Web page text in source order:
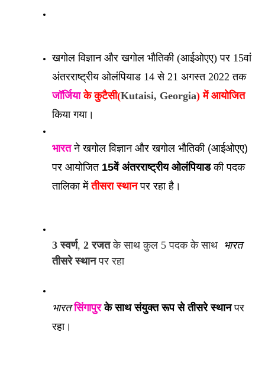
खगोल विज्ञान और खगोल भौतिकी (आईओएए) पर 15वां
अंतरराष्ट्रीय ओलंपियाड 14 से 21 अगस्त 2022 तक
जॉर्जिया के कुटैसी(Kutaisi, Georgia) में आयोजित
किया गया।
भारत ने खगोल विज्ञान और खगोल भौतिकी (आईओएए)
पर आयोजित 15वें अंतरराष्ट्रीय ओलंपियाड की पदक
तालिका में तीसरा स्थान पर रहा है।
3 स्वर्ण, 2 रजत के साथ कुल 5 पदक के साथ भारत
तीसरे स्थान पर रहा
भारत सिंगापुर के साथ संयुक्त रूप से तीसरे स्थान पर
रहा।